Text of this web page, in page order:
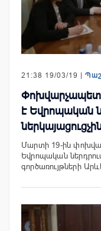
21:38 19/03/19 |
Փոխվարչապետ
է Եվրոպական
Մարտի 19-ին
Եվրոպական
գործառույթների